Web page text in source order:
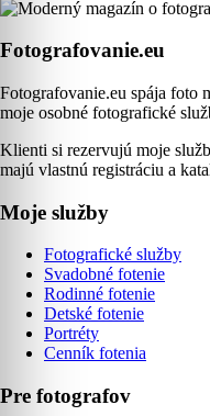
Fotografovanie.eu
Fotografovanie.eu spája foto
moje osobné fotografické
Klienti si rezervujú moje
majú vlastnú registráciu a
Moje služby
Fotografické služby
Svadobné fotenie
Rodinné fotenie
Detské fotenie
Portréty
Cenník fotenia
Pre fotografov